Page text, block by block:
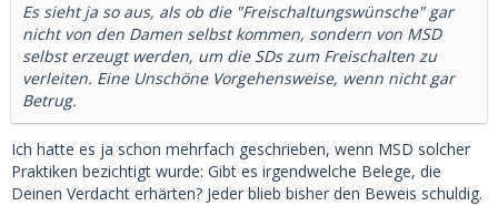
Es sieht ja so aus, als ob die "Freischaltungswünsche" gar
nicht von den Damen selbst kommen, sondern von MSD
selbst erzeugt werden, um die SDs zum Freischalten zu
verleiten. Eine Unschöne Vorgehensweise, wenn nicht gar
Betrug.
Ich hatte es ja schon mehrfach geschrieben, wenn MSD solcher
Praktiken bezichtigt wurde: Gibt es irgendwelche Belege, die
Deinen Verdacht erhärten? Jeder blieb bisher den Beweis schuldig.